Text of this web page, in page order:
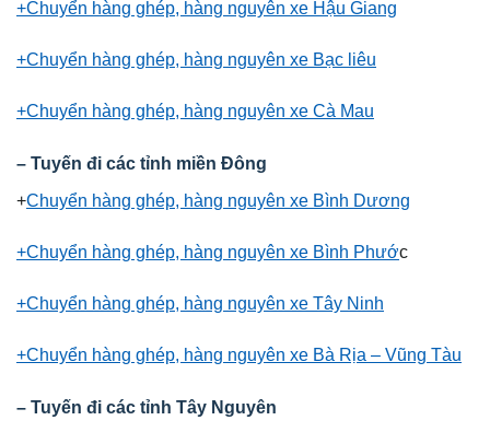
+Chuyển hàng ghép, hàng nguyên xe Hậu Giang
+Chuyển hàng ghép, hàng nguyên xe Bạc liêu
+Chuyển hàng ghép, hàng nguyên xe Cà Mau
– Tuyến đi các tỉnh miền Đông
+Chuyển hàng ghép, hàng nguyên xe Bình Dương
+Chuyển hàng ghép, hàng nguyên xe Bình Phước
+Chuyển hàng ghép, hàng nguyên xe Tây Ninh
+Chuyển hàng ghép, hàng nguyên xe Bà Rịa – Vũng Tàu
– Tuyến đi các tỉnh Tây Nguyên